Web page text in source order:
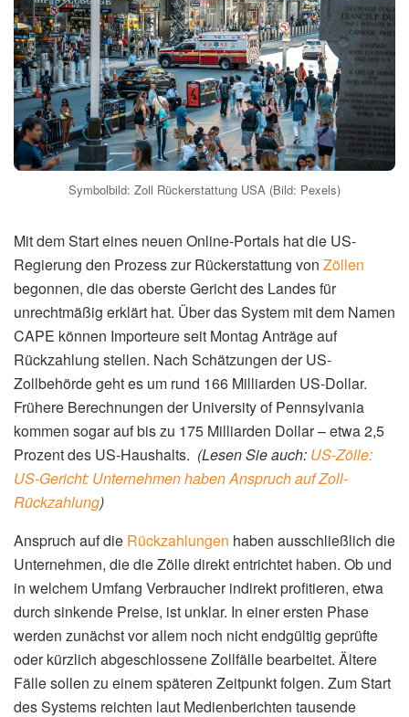
Symbolbild: Zoll Rückerstattung USA (Bild: Pexels)
Mit dem Start eines neuen Online-Portals hat die US-
Regierung den Prozess zur Rückerstattung von Zöllen
begonnen, die das oberste Gericht des Landes für
unrechtmäßig erklärt hat. Über das System mit dem Namen
CAPE können Importeure seit Montag Anträge auf
Rückzahlung stellen. Nach Schätzungen der US-
Zollbehörde geht es um rund 166 Milliarden US-Dollar.
Frühere Berechnungen der University of Pennsylvania
kommen sogar auf bis zu 175 Milliarden Dollar – etwa 2,5
Prozent des US-Haushalts. (Lesen Sie auch: US-Zölle:
US-Gericht: Unternehmen haben Anspruch auf Zoll-
Rückzahlung)
Anspruch auf die Rückzahlungen haben ausschließlich die
Unternehmen, die die Zölle direkt entrichtet haben. Ob und
in welchem Umfang Verbraucher indirekt profitieren, etwa
durch sinkende Preise, ist unklar. In einer ersten Phase
werden zunächst vor allem noch nicht endgültig geprüfte
oder kürzlich abgeschlossene Zollfälle bearbeitet. Ältere
Fälle sollen zu einem späteren Zeitpunkt folgen. Zum Start
des Systems reichten laut Medienberichten tausende